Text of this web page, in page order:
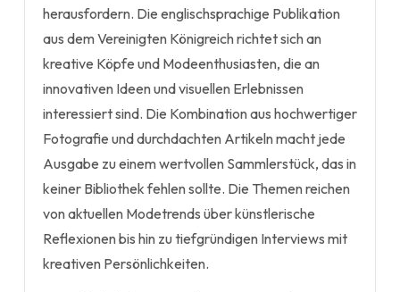
herausfordern. Die englischsprachige Publikation
aus dem Vereinigten Königreich richtet sich an
kreative Köpfe und Modeenthusiasten, die an
innovativen Ideen und visuellen Erlebnissen
interessiert sind. Die Kombination aus hochwertiger
Fotografie und durchdachten Artikeln macht jede
Ausgabe zu einem wertvollen Sammlerstück, das in
keiner Bibliothek fehlen sollte. Die Themen reichen
von aktuellen Modetrends über künstlerische
Reflexionen bis hin zu tiefgründigen Interviews mit
kreativen Persönlichkeiten.